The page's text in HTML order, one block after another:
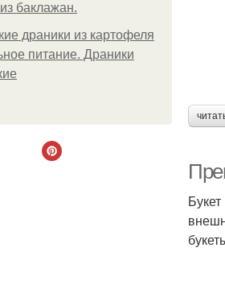
баклажан.
драники из картофеля
питание. Драники